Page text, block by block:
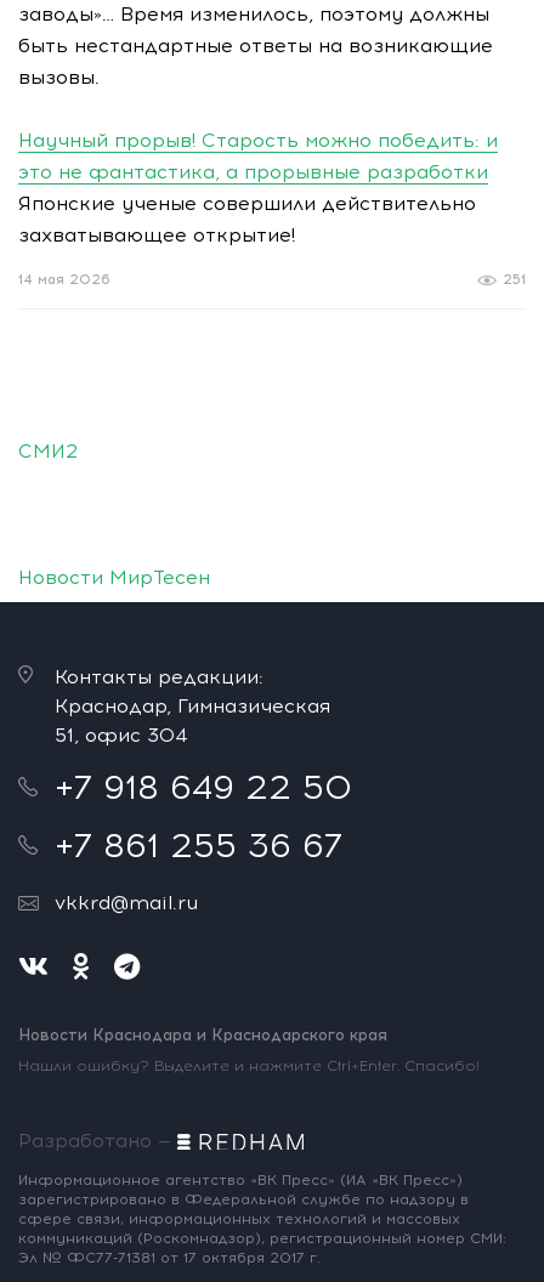
заводы»… Время изменилось, поэтому должны
быть нестандартные ответы на возникающие
вызовы.
Научный прорыв! Старость можно победить: и
это не фантастика, а прорывные разработки
Японские ученые совершили действительно
захватывающее открытие!
251
14 мая 2026
СМИ2
Новости МирТесен
Контакты редакции:
Краснодар, Гимназическая
51, офис 304
+7 918 649 22 50
+7 861 255 36 67
vkkrd@mail.ru
Новости Краснодара и Краснодарского края
Нашли ошибку? Выделите и нажмите Ctrl+Enter. Спасибо!
Разработано —
Информационное агентство «ВК Пресс» (ИА «ВК Пресс»)
зарегистрировано в Федеральной службе по надзору в
сфере связи, информационных технологий и массовых
коммуникаций (Роскомнадзор), регистрационный номер СМИ:
Эл № ФС77-71381 от 17 октября 2017 г.